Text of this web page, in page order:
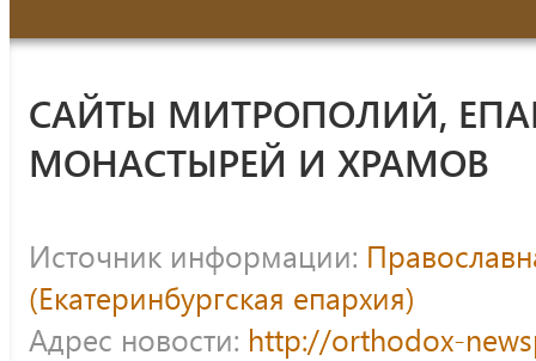
САЙТЫ МИТРОПОЛИЙ,
МОНАСТЫРЕЙ И ХРАМОВ
Источник информации:
(Екатеринбургская епархия)
Адрес новости: http://orthodox-